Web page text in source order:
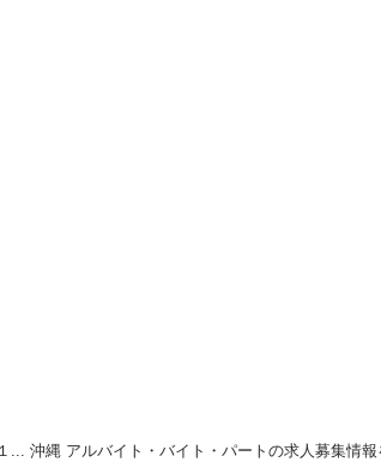
... 沖縄 アルバイト・バイト・パートの求人募集情報